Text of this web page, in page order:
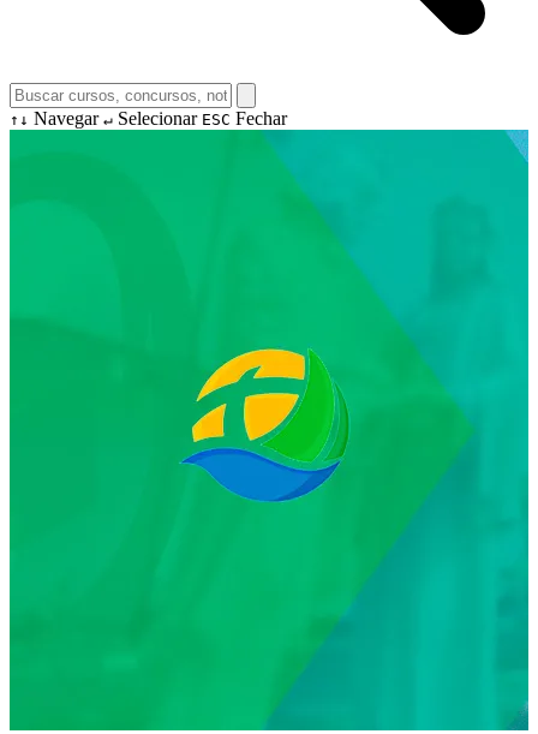
↑↓ Navegar ↵ Selecionar ESC Fechar